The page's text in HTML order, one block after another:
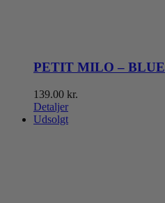
PETIT MILO – BLUE
139.00 kr.
Detaljer
Udsolgt